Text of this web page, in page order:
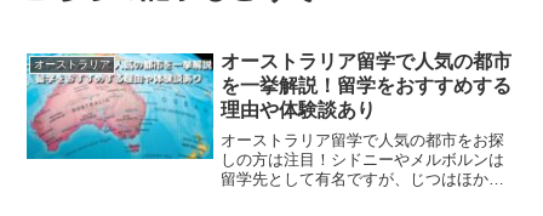
オーストラリア
オーストラリア留学で人気の都市
を一挙解説！留学をおすすめする
理由や体験談あり
オーストラリア留学で人気の都市をお探
しの方は注目！シドニーやメルボルンは
留学先として有名ですが、じつはほかに